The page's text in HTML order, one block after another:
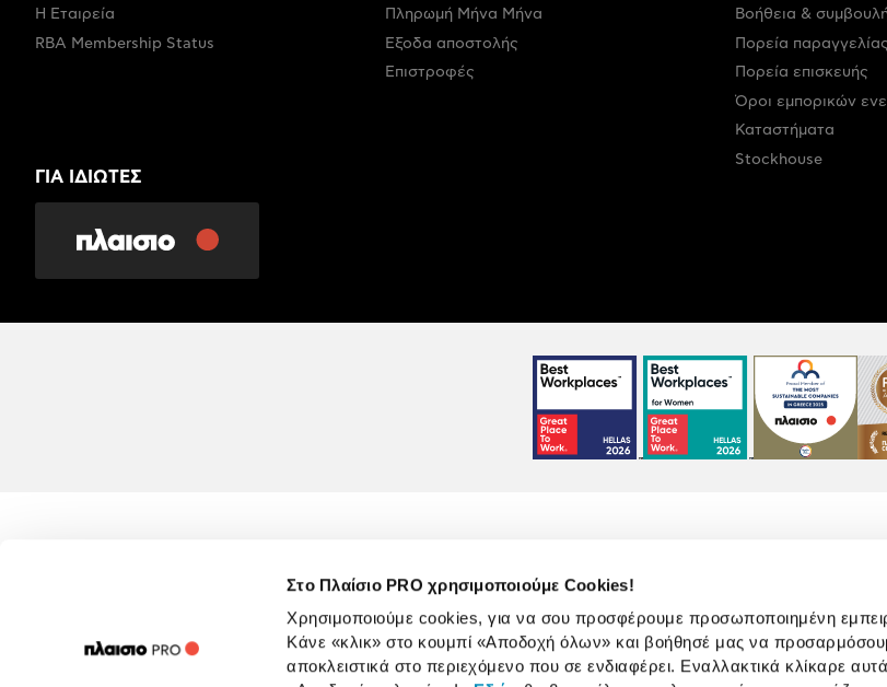
Στο Πλαίσιο PRO χρησιμοποιούμε Cookies!
Χρησιμοποιούμε cookies, για να σου προσφέρουμε προσωποποιημένη
Κάνε «κλικ» στο κουμπί «Αποδοχή όλων» και βοήθησέ μας να
αποκλειστικά στο περιεχόμενο που σε ενδιαφέρει. Εναλλακτικά κλίκαρε
Η Εταιρεία
RBA Membership Status
Πληρωμή Μήνα Μήνα
Έξοδα αποστολής
Επιστροφές
Βοήθεια &
Πορεία παραγγελίας
Πορεία επισκευής
Όροι εμπορικών
Καταστήματα
Stockhouse
ΓΙΑ ΙΔΙΩΤΕΣ
Όροι χρήσης Πολιτική Cookies Πολιτική